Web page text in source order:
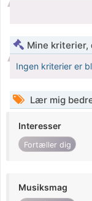
Mine kriterier,
Ingen kriterier er
Lær mig
Interesser
Fortæller dig
Musiksmag